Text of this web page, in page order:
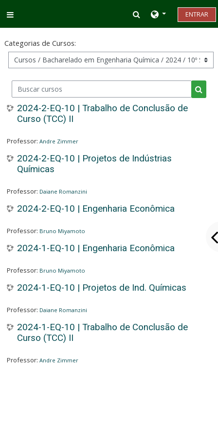
Alternar entrada
ENTRAR
Categorias de Cursos:
Buscar cursos
2024-2-EQ-10 | Trabalho de Conclusão de
Curso (TCC) II
Professor: Andre Zimmer
2024-2-EQ-10 | Projetos de Indústrias
Químicas
Professor: Daiane Romanzini
2024-2-EQ-10 | Engenharia Econômica
Professor: Bruno Miyamoto
2024-1-EQ-10 | Engenharia Econômica
Professor: Bruno Miyamoto
2024-1-EQ-10 | Projetos de Ind. Químicas
Professor: Daiane Romanzini
2024-1-EQ-10 | Trabalho de Conclusão de
Curso (TCC) II
Professor: Andre Zimmer